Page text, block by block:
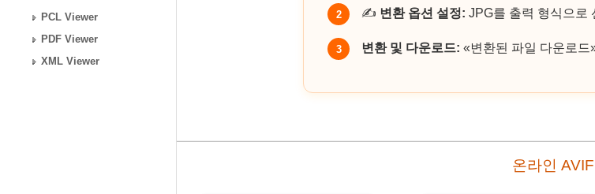
PCL Viewer
PDF Viewer
XML Viewer
2 ✍️ 변환 옵션 설정: JPG를 출력 형식으로
3 변환 및 다운로드: «변환된 파일 다운로드
온라인